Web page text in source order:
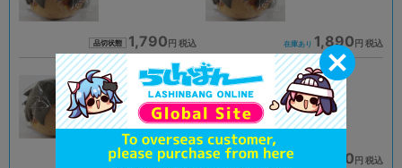
品切状態 1,790円 税込 在庫あり 1,890円 税込
状態 :A
大宮店
在庫あり 1,990円 税込
状態 :A
大阪日本橋店
在庫あり 1,990円 税込